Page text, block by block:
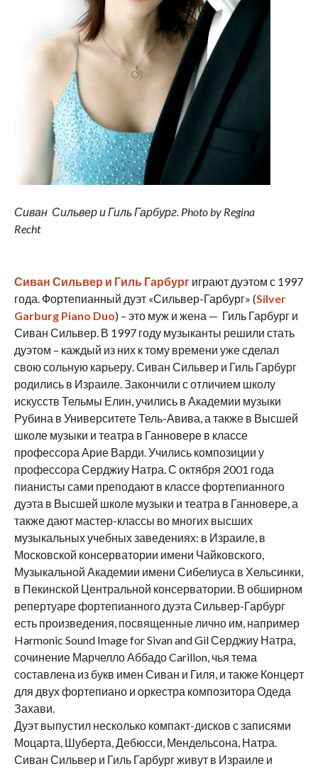
Сиван Сильвер и Гиль Гарбург. Photo by Regina
Recht
Сиван Сильвер и Гиль Гарбургиграют дуэтом с 1997
года. Фортепианный дуэт «Сильвер-Гарбург» (Silver
Garburg Piano Duo) – это муж и жена — Гиль Гарбург и
Сиван Сильвер. В 1997 году музыканты решили стать
дуэтом – каждый из них к тому времени уже сделал
свою сольную карьеру. Сиван Сильвер и Гиль Гарбург
родились в Израиле. Закончили с отличием школу
искусств Тельмы Елин, учились в Академии музыки
Рубина в Университете Тель-Авива, а также в Высшей
школе музыки и театра в Ганновере в классе
профессора Арие Варди. Учились композиции у
профессора Серджиу Натра. С октября 2001 года
пианисты сами преподают в классе фортепианного
дуэта в Высшей школе музыки и театра в Ганновере, а
также дают мастер-классы во многих высших
музыкальных учебных заведениях: в Израиле, в
Московской консерватории имени Чайковского,
Музыкальной Академии имени Сибелиуса в Хельсинки,
в Пекинской Центральной консерватории. В обширном
репертуаре фортепианного дуэта Сильвер-Гарбург
есть произведения, посвященные лично им, например
Harmonic Sound Image for Sivan and Gil Серджиу Натра,
сочинение Марчелло Аббадо Carillon, чья тема
составлена из букв имен Сиван и Гиля, и также Концерт
для двух фортепиано и оркестра композитора Одеда
Захави.
Дуэт выпустил несколько компакт-дисков с записями
Моцарта, Шуберта, Дебюсси, Мендельсона, Натра.
Сиван Сильвер и Гиль Гарбург живут в Израиле и